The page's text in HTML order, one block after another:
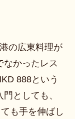
の広東料理が
なかったレス
888という
としても、
も手を伸ばし